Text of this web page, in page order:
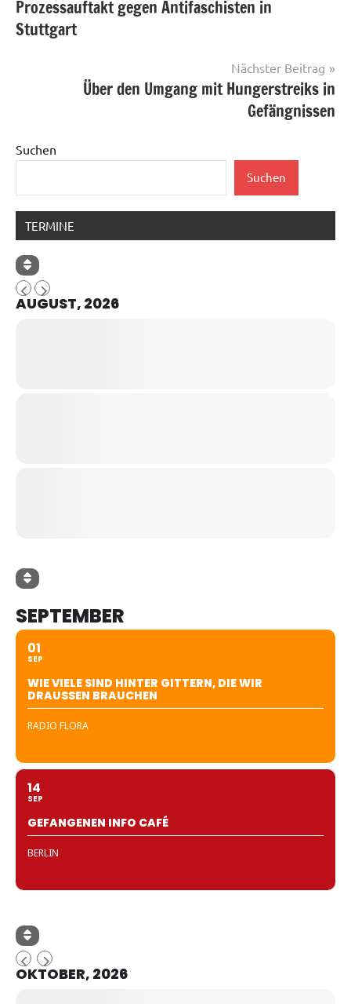
Prozessauftakt gegen Antifaschisten in
Stuttgart
Nächster Beitrag
Über den Umgang mit Hungerstreiks in
Gefängnissen
Suchen
Suchen
TERMINE
AUGUST, 2026
SEPTEMBER
01
SEP
WIE VIELE SIND HINTER GITTERN, DIE WIR
DRAUSSEN BRAUCHEN
RADIO FLORA
14
SEP
GEFANGENEN INFO CAFÉ
BERLIN
OKTOBER, 2026